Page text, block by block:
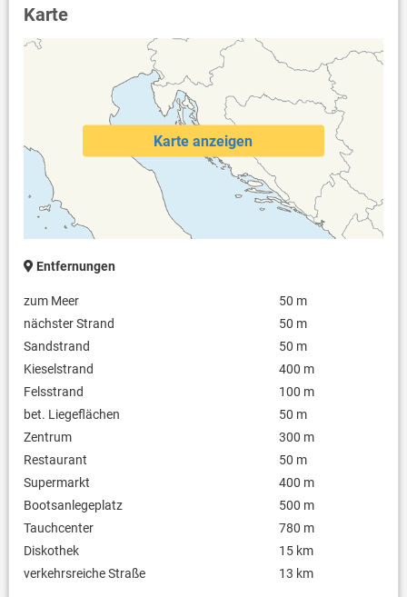
Karte
Karte anzeigen
Entfernungen
zum Meer
50 m
nächster Strand
50 m
Sandstrand
50 m
Kieselstrand
400 m
Felsstrand
100 m
bet. Liegeflächen
50 m
Zentrum
300 m
Restaurant
50 m
Supermarkt
400 m
Bootsanlegeplatz
500 m
Tauchcenter
780 m
Diskothek
15 km
verkehrsreiche Straße
13 km